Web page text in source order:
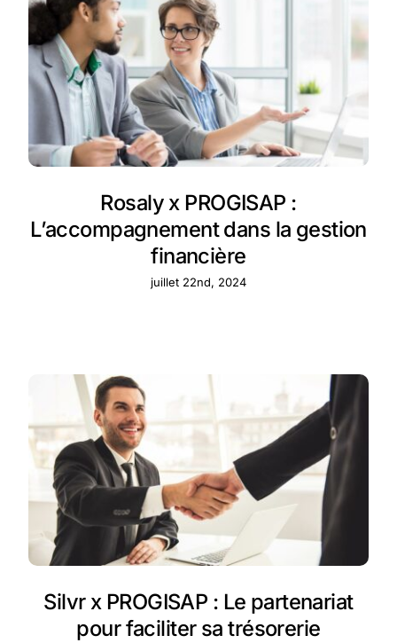
Rosaly x PROGISAP :
L’accompagnement dans la gestion
financière
juillet 22nd, 2024
Silvr x PROGISAP : Le partenariat
pour faciliter sa trésorerie